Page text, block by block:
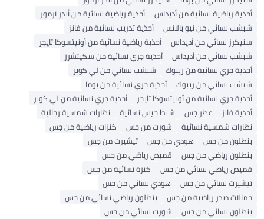
أحذية رياضية نسائية من أديداس
أحذية رياضية نسائية من أندر آرمور
شبشب نسائي من نيو بالانس
أحذية تدريب نسائية من فانز
سنيكرز نسائي من أديداس
أحذية رياضية نسائية من أونيتسوكا تايجر
شبشب نسائي من أديداس
أحذية جري نسائية من سكيتشرز
أحذية جري نسائية من ريبوك
شبشب نسائي من لي كوبر
شبشب نسائي من ريبوك
أحذية جري نسائية من بوما
أحذية جري نسائية من أونيتسوكا تايجر
أحذية جري نسائية من لي كوبر
أحذية فانز
عطر جس شنط جيس نسائية
نظارات شمسية رجالية
نظارات شمسية نسائية
شورت من جس
كنزات رياضية من جس
بنطلون من جس
هودي من جس
تيشيرت من جس
بنطلون رياضي من جس
قميص رياضي من جس
قميص رياضي نسائي من جس
كنزة نسائية من جس
تيشيرت نسائي من جس
هودي نسائي من جس
حمالات صدر رياضية من جس
بنطلون رياضي نسائي من جس
بنطلون نسائي من جس
شورت نسائي من جس